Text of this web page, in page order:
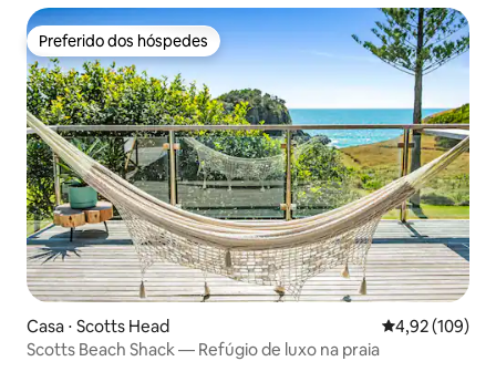
Preferido dos hóspedes
Preferido dos hóspedes
Casa ⋅ Scotts Head 4,92 de uma
4,92 (109)
Scotts Beach Shack — Refúgio de luxo na praia